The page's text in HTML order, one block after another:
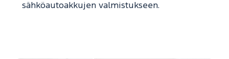
sähköautoakkujen valmistukseen.